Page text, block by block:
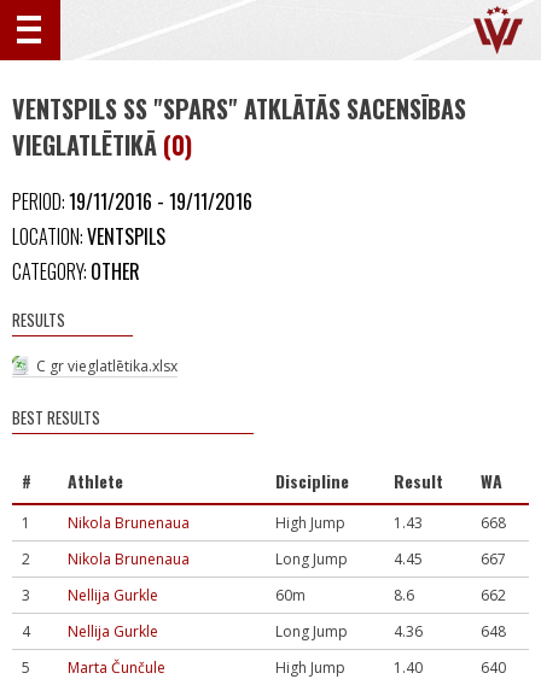
VENTSPILS SS "SPARS" ATKLĀTĀS SACENSĪBAS
VIEGLATLĒTIKĀ (0)
PERIOD:19/11/2016 - 19/11/2016
LOCATION:VENTSPILS
CATEGORY: OTHER
RESULTS
C gr vieglatlētika.xlsx
BEST RESULTS
# Athlete Discipline Result WA
1 Nikola Brunenaua High Jump 1.43
668
2
Nikola Brunenaua Long Jump 4.45
667
3
Nellija Gurkle 60m 8.6
662
4
Nellija Gurkle Long Jump 4.36
648
5
Marta Čunčule High Jump 1.40
640